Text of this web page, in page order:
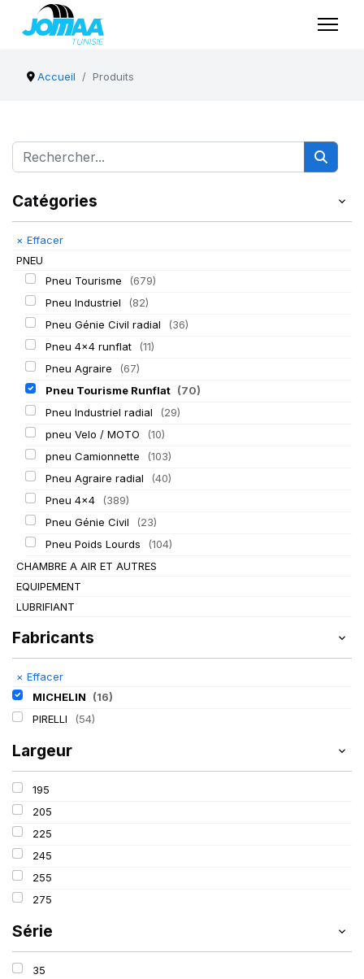
Accueil Produits
Catégories
× Effacer
PNEU
Pneu Tourisme
(679)
Pneu Industriel
(82)
Pneu Génie Civil radial
(36)
Pneu 4x4 runflat
(11)
Pneu Agraire
(67)
Pneu Tourisme Runflat (70)
Pneu Industriel radial
(29)
pneu Velo / MOTO
(10)
pneu Camionnette
(103)
Pneu Agraire radial
(40)
Pneu 4x4
(389)
Pneu Génie Civil
(23)
Pneu Poids Lourds
(104)
CHAMBRE A AIR ET AUTRES
EQUIPEMENT
LUBRIFIANT
Fabricants
× Effacer
MICHELIN
(16)
PIRELLI
(54)
Largeur
195
205
225
245
255
275
Série
35